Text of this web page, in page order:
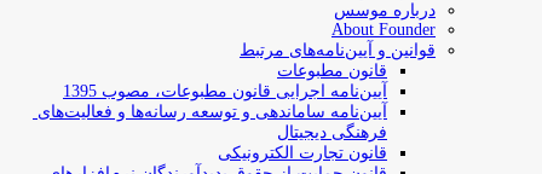
درباره موسس
About Founder
قوانین و آیین‌نامه‌های مرتبط
‌قانون مطبوعات
آیین‌نامه اجرایی قانون مطبوعات، مصوب 1395
آیین‌نامه سامان­دهی و توسعه رسانه­‌ها و فعالیت‌­های
فرهنگی دیجیتال
قانون تجارت الکترونیکی